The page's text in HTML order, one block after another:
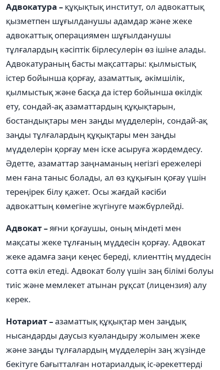
Адвокатура – құқықтық институт, ол адвокаттық
қызметпен шұғылданушы адамдар және жеке
адвокаттық операциямен шұғылданушы
тұлғалардың кәсіптік бірлесулерін өз ішіне алады.
Адвокатураның басты мақсаттары: қылмыстық
істер бойынша қорғау, азаматтық, әкімшілік,
қылмыстық және басқа да істер бойынша өкілдік
ету, сондай-ақ азаматтардың құқықтарын,
бостандықтары мен заңды мүдделерін, сондай-ақ
заңды тұлғалардың құқықтары мен заңды
мүдделерін қорғау мен іске асыруға жәрдемдесу.
Әдетте, азаматтар заңнаманың негізгі ережелері
мен ғана таныс болады, ал өз құқығын қоғау үшін
тереңірек білу қажет. Осы жағдай кәсіби
адвокаттың көмегіне жүгінуге мәжбүрлейді.
Адвокат –яғни қоғаушы, оның міндеті мен
мақсаты жеке тұлғаның мүддесін қорғау. Адвокат
жеке адамға заңи кеңес береді, клиенттің мүддесін
сотта өкіл етеді. Адвокат болу үшін заң білімі болуы
тиіс және мемлекет атынан рұқсат (лицензия) алу
керек.
Нотариат –азаматтық құқықтар мен заңдық
нысандарды даусыз куәландыру жолымен жеке
және заңды тұлғалардың мүдделерін заң жүзінде
бекітуге бағытталған нотариалдық іс-әрекеттерді